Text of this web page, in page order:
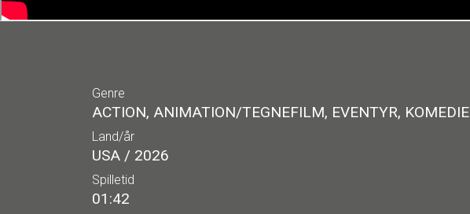
Genre
ACTION, ANIMATION/TEGNEFILM, EVENTYR, KOMEDIE
Land/år
USA / 2026
Spilletid
01:42